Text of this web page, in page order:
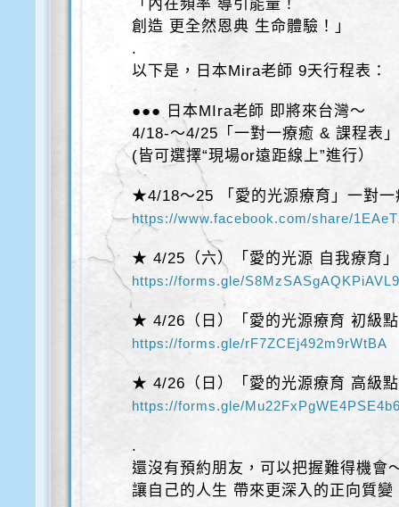
「內在頻率 導引能量！
創造 更全然恩典 生命體驗！」
.
以下是，日本Mira老師 9天行程表：
●●● 日本MIra老師 即將來台灣～
4/18-～4/25「一對一療癒 & 課程表
(皆可選擇“現場or遠距線上”進行）
★4/18～25 「愛的光源療育」一對一
https://www.facebook.com/share/
★ 4/25（六）「愛的光源 自我療育
https://forms.gle/
★ 4/26（日）「愛的光源療育 初級
https://forms.gle/rF7ZCEj492m9rWtBA
★ 4/26（日）「愛的光源療育 高級
https://forms.gle/
.
還沒有預約朋友，可以把握難得機會
讓自己的人生 帶來更深入的正向質變